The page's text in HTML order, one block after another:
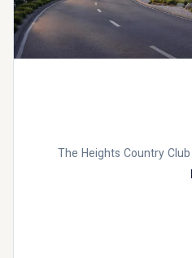
The Heights Country